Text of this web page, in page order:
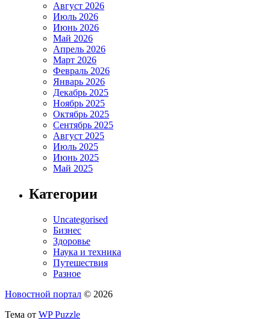
Август 2026
Июль 2026
Июнь 2026
Май 2026
Апрель 2026
Март 2026
Февраль 2026
Январь 2026
Декабрь 2025
Ноябрь 2025
Октябрь 2025
Сентябрь 2025
Август 2025
Июль 2025
Июнь 2025
Май 2025
Категории
Uncategorised
Бизнес
Здоровье
Наука и техника
Путешествия
Разное
Новостной портал © 2026
Тема от WP Puzzle